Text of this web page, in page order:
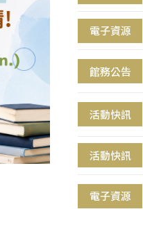
電子資源
館務公告
活動快訊
活動快訊
電子資源